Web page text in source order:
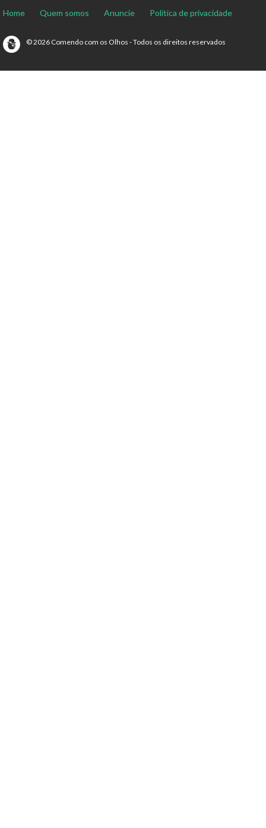
Home Quem somos Anuncie Política de privacidade
© 2026 Comendo com os Olhos - Todos os direitos reservados